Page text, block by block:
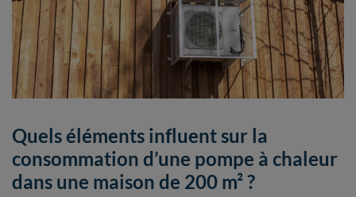
Quels éléments influent sur la
consommation d’une pompe à chaleur
dans une maison de 200 m² ?